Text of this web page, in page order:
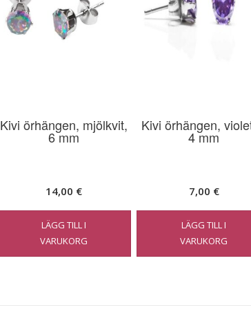
Kivi örhängen, mjölkvit,
6 mm
14,00 €
LÄGG TILL I
VARUKORG
Kivi örhängen,
4 mm
7,00 €
LÄGG TILL I
VARUKORG